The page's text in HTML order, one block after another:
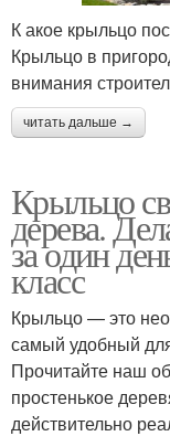
К акое крыльцо
Крыльцо в
внимания
читать дальше →
Крыльцо
дерева.
за один
класс
Крыльцо — это
самый удобный
Прочитайте наш
простенькое
действительно